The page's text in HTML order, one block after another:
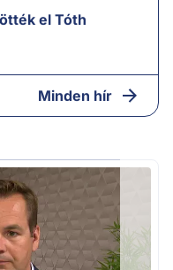
el Tóth
Minden hír